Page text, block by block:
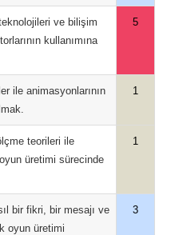
ve bilişim
kullanımına
5
ile animasyonlarının
1
teorileri ile
üretimi sürecinde
1
bir fikri, bir mesajı ve
oyun üretimi
3